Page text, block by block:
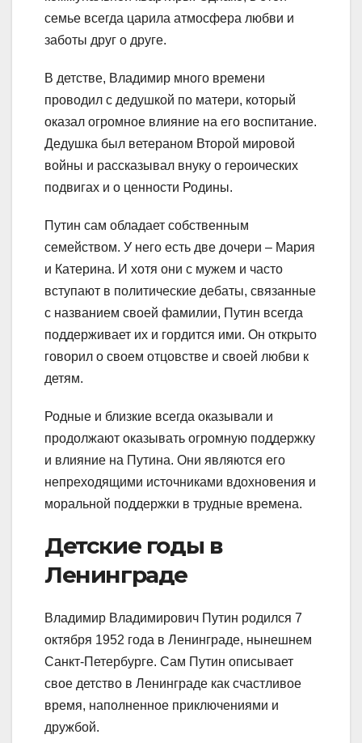
семье всегда царила атмосфера любви и
заботы друг о друге.
В детстве, Владимир много времени
проводил с дедушкой по матери, который
оказал огромное влияние на его воспитание.
Дедушка был ветераном Второй мировой
войны и рассказывал внуку о героических
подвигах и о ценности Родины.
Путин сам обладает собственным
семейством. У него есть две дочери – Мария
и Катерина. И хотя они с мужем и часто
вступают в политические дебаты, связанные
с названием своей фамилии, Путин всегда
поддерживает их и гордится ими. Он открыто
говорил о своем отцовстве и своей любви к
детям.
Родные и близкие всегда оказывали и
продолжают оказывать огромную поддержку
и влияние на Путина. Они являются его
непреходящими источниками вдохновения и
моральной поддержки в трудные времена.
Детские годы в
Ленинграде
Владимир Владимирович Путин родился 7
октября 1952 года в Ленинграде, нынешнем
Санкт-Петербурге. Сам Путин описывает
свое детство в Ленинграде как счастливое
время, наполненное приключениями и
дружбой.